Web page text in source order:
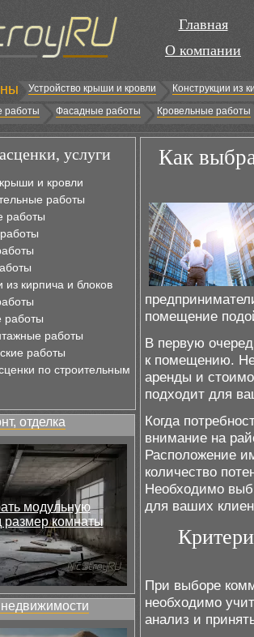
Главная
О компании
Устройство крыши и кровли
Конструкции из
работы
Фасадные работы Кровельные работы
услуги
и кровли
работы
работы
из кирпича и блоков
работы
работы
работы
по строительным
отделка
модульную
размер комнаты
Как
помещение
В первую
к помещению.
аренды и
подходит для
Когда
внимание на
Расположение
количество
Необходимо
для ваших
При выборе
необходимо
анализ и